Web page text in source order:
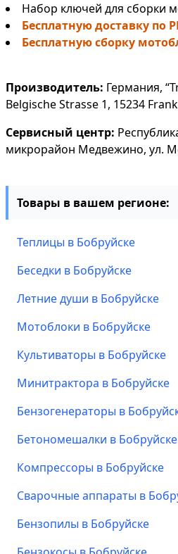
Набор ключей для сборки
Бесплатную доставку по
Бесплатную сборку
Производитель: Германия,
Belgische Strasse 1, 15234
Сервисный центр:
микрорайон Медвежино, ул.
Товары в вашем регионе:
Теплицы в Бобруйске
Беседки в Бобруйске
Летние души в Бобруйске
Мотоблоки в Бобруйске
Культиваторы в Бобруйске
Минитрактора в Бобруйске
Бензогенераторы в
Бетономешалки в Бобруйске
Компрессоры в Бобруйске
Сварочные аппараты в
Бензопилы в Бобруйске